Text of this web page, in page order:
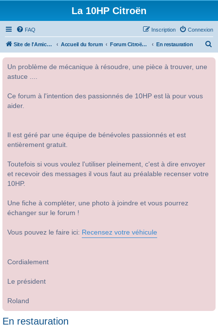
La 10HP Citroën
FAQ Connexion
Inscription
Site de l'Amicale Citroën 10HP Accueil du forum Forum Citroën 10HP En restauration
Un problème de mécanique à résoudre, une pièce à trouver, une
astuce ....
Ce forum à l'intention des passionnés de 10HP est là pour vous
aider.
Il est géré par une équipe de bénévoles passionnés et est
entièrement gratuit.
Toutefois si vous voulez l'utiliser pleinement, c'est à dire envoyer
et recevoir des messages il vous faut au préalable recenser votre
10HP.
Une fiche à compléter, une photo à joindre et vous pourrez
échanger sur le forum !
Vous pouvez le faire ici: Recensez votre véhicule
Cordialement
Le président
Roland
En restauration